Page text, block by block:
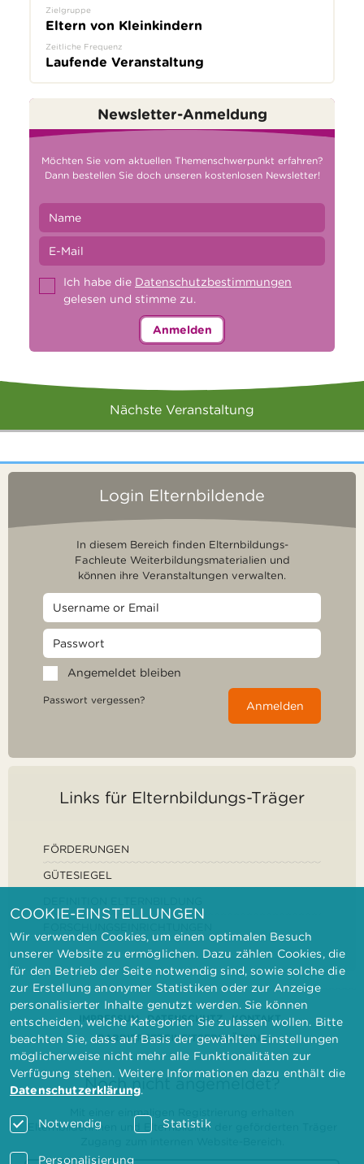
Zielgruppe
Eltern von Kleinkindern
Zeitliche Frequenz
Laufende Veranstaltung
Newsletter-Anmeldung
Möchten Sie vom aktuellen Themenschwerpunkt erfahren?
Dann bestellen Sie doch unseren kostenlosen Newsletter!
Ich habe die Datenschutzbestimmungen
gelesen und stimme zu.
Anmelden
Nächste Veranstaltung
Login Elternbildende
In diesem Bereich finden Elternbildungs-
Fachleute Weiterbildungsmaterialien und
können ihre Veranstaltungen verwalten.
Angemeldet bleiben
Passwort vergessen? Anmelden
Links für Elternbildungs-Träger
FÖRDERUNGEN
GÜTESIEGEL
IMPRESSUM DATENSCHUTZ
KONTAKT
BARRIEREFREIHEITSERKLÄRUNG
Noch nicht angemeldet?
Mit einer einmaligen Registrierung erhalten
Elternbilderinnen und Elternbildner der geförderten Träger
COOKIE-EINSTELLUNGEN
Wir verwenden Cookies, um einen optimalen Besuch
unserer Website zu ermöglichen. Dazu zählen Cookies, die
für den Betrieb der Seite notwendig sind, sowie solche die
zur Erstellung anonymer Statistiken oder zur Anzeige
personalisierter Inhalte genutzt werden. Sie können
entscheiden, welche Kategorien Sie zulassen wollen. Bitte
beachten Sie, dass auf Basis der gewählten Einstellungen
möglicherweise nicht mehr alle Funktionalitäten zur
Verfügung stehen. Weitere Informationen dazu enthält die
Datenschutzerklärung.
Notwendig Statistik
Personalisierung